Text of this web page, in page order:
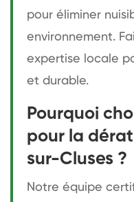
pour éliminer
environnement.
expertise locale
et durable.
Pourquoi
pour la
sur-Cluses ?
Notre équipe